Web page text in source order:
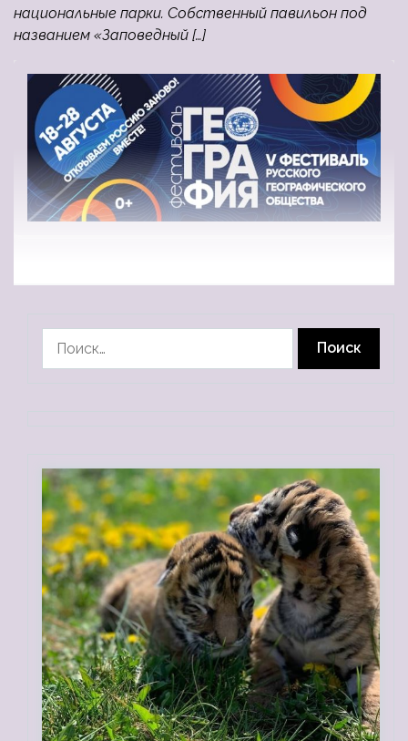
национальные парки. Собственный павильон под
названием «Заповедный […]